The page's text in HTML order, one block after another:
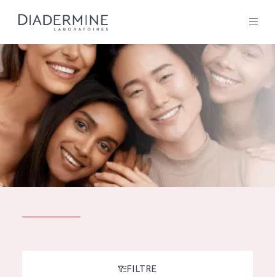
SOLUTIONS POUR LA PEAU
TOUS LES PRODUIT
Tous les Produit
ACCUEIL
Composition
À propos
Conseils Beauté
FILTRE